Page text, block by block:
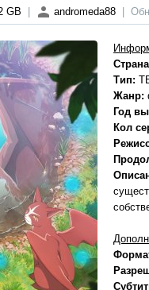
GB andromeda88
Тип:
Жанр:
Год
Кол